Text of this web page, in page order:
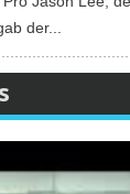
der...